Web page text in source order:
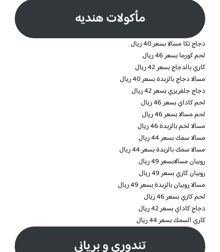
مأكولات هنديه
دجاج تكا مسالا بسعر 40 ريال
لحم كورما بسعر 46 ريال
كاري بالدجاج بسعر 42 ريال
مسالا دجاج بالزبدة بسعر 40 ريال
دجاج جلفريزي بسعر 42 ريال
لحم كاداي بسعر 46 ريال
لحم مسالا بسعر 46 ريال
مسالا لحم بالزبدة 46 ريال
مسالا سمك بسعر 44 ريال
مسالا سمك بالزبدة بسعر 44 ريال
روبيان مسالابسعر 49 ريال
روبيان كاري بسعر 49 ريال
مسالا روبيان بالزبدة بسعر 49 ريال
لحم كاري بسعر 46 ريال
دجاج كاداي بسعر 42 ريال
كاري السمك بسعر 44 ريال
تندوري و برياني